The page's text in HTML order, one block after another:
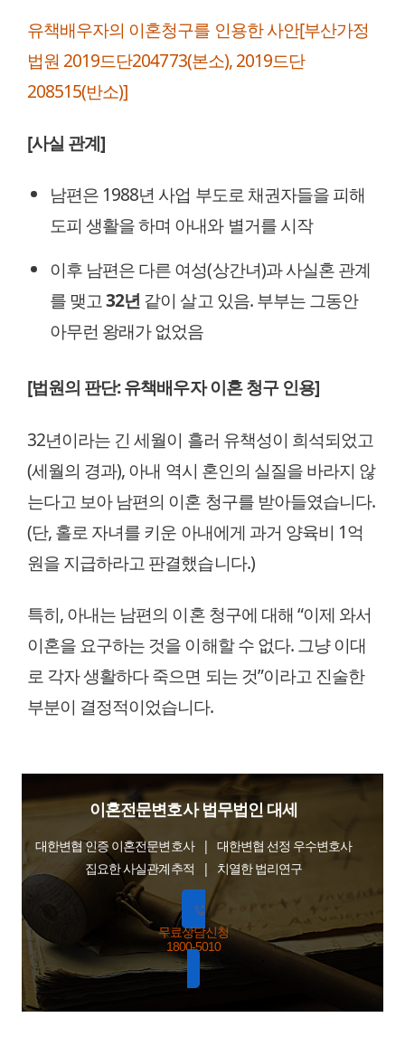
유책배우자의 이혼청구를 인용한 사안[부산가정
법원 2019드단204773(본소), 2019드단
208515(반소)]
[사실 관계]
남편은 1988년 사업 부도로 채권자들을 피해
도피 생활을 하며 아내와 별거를 시작
이후 남편은 다른 여성(상간녀)과 사실혼 관계
를 맺고32년 같이 살고 있음. 부부는 그동안
아무런 왕래가 없었음
[법원의 판단: 유책배우자 이혼 청구 인용]
32년이라는 긴 세월이 흘러 유책성이 희석되었고
(세월의 경과), 아내 역시 혼인의 실질을 바라지 않
는다고 보아 남편의 이혼 청구를 받아들였습니다.
(단, 홀로 자녀를 키운 아내에게 과거 양육비 1억
원을 지급하라고 판결했습니다.)
특히, 아내는 남편의 이혼 청구에 대해 “이제 와서
이혼을 요구하는 것을 이해할 수 없다. 그냥 이대
로 각자 생활하다 죽으면 되는 것”이라고 진술한
부분이 결정적이었습니다.
이혼전문변호사 법무법인 대세
대한변협 인증 이혼전문변호사 | 대한변협 선정 우수변호사
집요한 사실관계추적 | 치열한 법리연구
무료상담신청
1800-5010